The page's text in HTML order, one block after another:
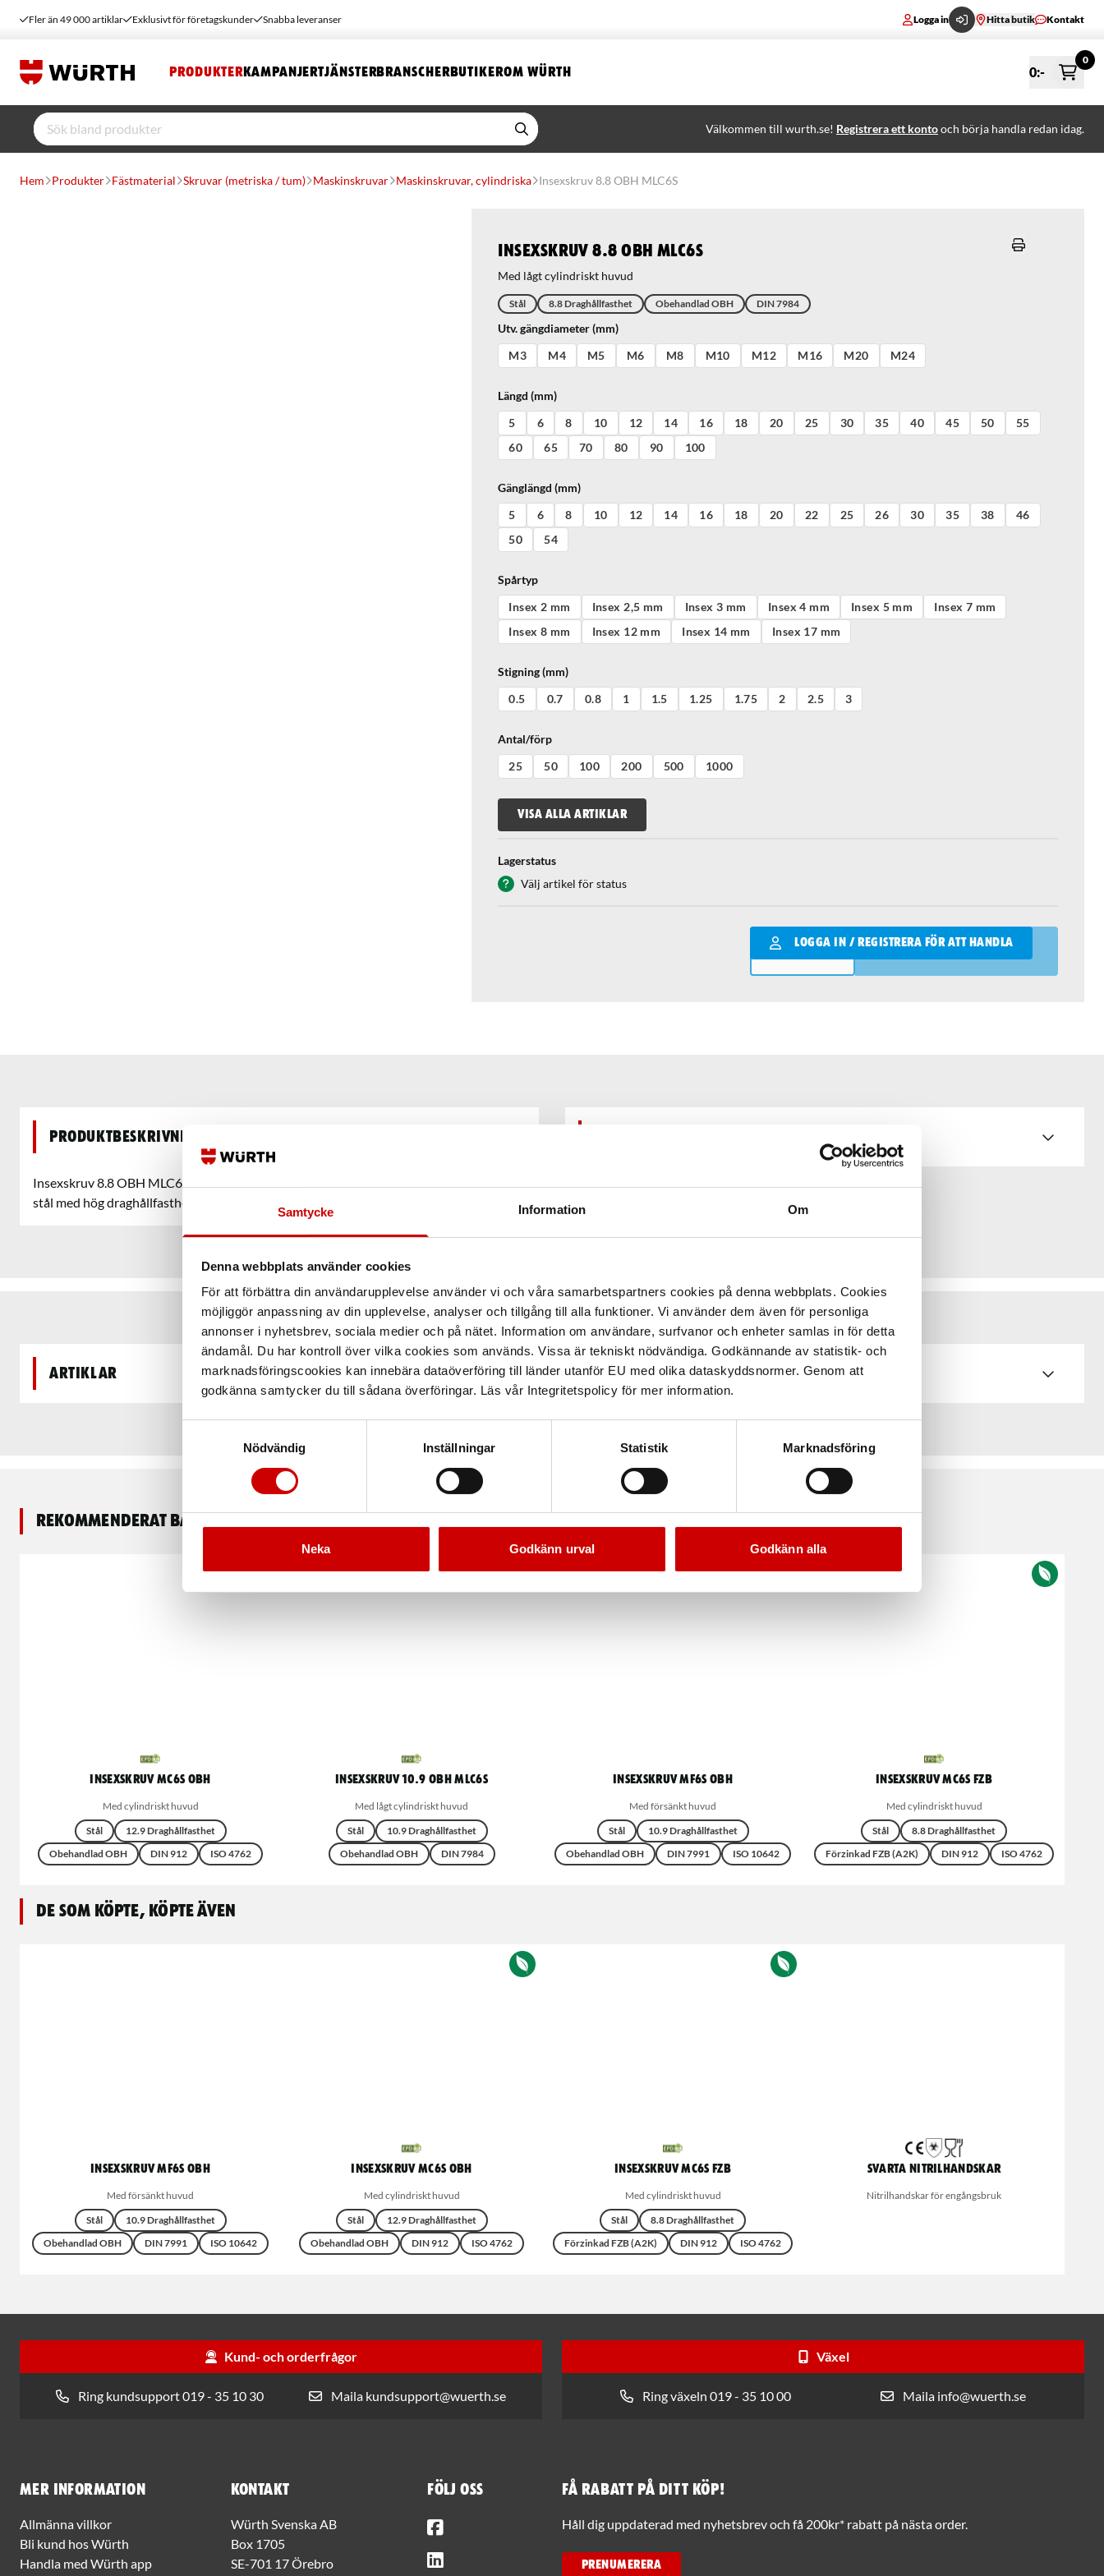
Samtycke Information Om
Denna webbplats använder cookies
För att förbättra din användarupplevelse använder vi och våra samarbetspartners cookies på denna webbplats. Cookies
möjliggör anpassning av din upplevelse, analyser och tillgång till alla funktioner. Vi använder dem även för personliga
annonser i nyhetsbrev, sociala medier och på nätet. Information om användare, surfvanor och enheter samlas in för detta
ändamål. Du har kontroll över vilka cookies som används. Vissa är tekniskt nödvändiga. Godkännande av statistik- och
marknadsföringscookies kan innebära dataöverföring till länder utanför EU med olika dataskyddsnormer. Genom att
godkänna samtycker du till sådana överföringar. Läs vår Integritetspolicy för mer information.
Nödvändig
Inställningar Statistik Marknadsföring
Neka Godkänn urval Godkänn alla
Fler än 49 000 artiklar Exklusivt för företagskunder Snabba leveranser Logga in Hitta butik Kontakt
PRODUKTER KAMPANJERTJÄNSTERBRANSCHERBUTIKEROM WÜRTH 0:-
0
Välkommen till wurth.se! Registrera ett kontooch börja handla redan idag.
Hem Produkter Fästmaterial Skruvar (metriska / tum) Maskinskruvar Maskinskruvar, cylindriska Insexskruv 8.8 OBH MLC6S
Insexskruv 8.8 OBH MLC6S
Med lågt cylindriskt huvud
Stål 8.8 Draghållfasthet Obehandlad OBH DIN 7984
Utv. gängdiameter (mm)
M3
M4 M5 M6 M8 M10 M12 M16 M20 M24
Längd (mm)
5
6 8 10 12 14 16 18 20 25 30 35 40 45 50
55
60
65 70 80 90 100
Gänglängd (mm)
5
6 8 10 12 14 16 18 20 22 25 26 30 35 38
46
50
54
Spårtyp
Insex 2 mm
Insex 2,5 mm Insex 3 mm Insex 4 mm Insex 5 mm
Insex 7 mm
Insex 8 mm
Insex 12 mm Insex 14 mm Insex 17 mm
Stigning (mm)
0.5
0.7 0.8 1 1.5 1.25 1.75 2 2.5 3
Antal/förp
25
50 100 200 500 1000
VISA ALLA ARTIKLAR
Lagerstatus
Välj artikel för status
LOGGA IN / REGISTRERA FÖR ATT HANDLA
Qantity
LÄGG I VARUKORGEN
Produktbeskrivning
Insexskruv 8.8 OBH MLC6S med lågt cylindriskt huvud enligt DIN 7984. Tillverkad av
stål med hög draghållfasthet (8.8). Ytbehandlingen är obehandlad OBH.
Artiklar
Rekommenderat baserat på vald produkt
Insexskruv MC6S OBH
Med cylindriskt huvud
Stål
12.9 Draghållfasthet
Obehandlad OBH
DIN 912 ISO 4762
Insexskruv 10.9 OBH MLC6S
Med lågt cylindriskt huvud
Stål
10.9 Draghållfasthet
Obehandlad OBH
DIN 7984
Insexskruv MF6S OBH
Med försänkt huvud
Stål
10.9 Draghållfasthet
Obehandlad OBH
DIN 7991 ISO 10642
Insexskruv MC6S FZB
Med cylindriskt huvud
Stål
8.8 Draghållfasthet
Förzinkad FZB (A2K)
DIN 912 ISO 4762
De som köpte, köpte även
Insexskruv MF6S OBH
Med försänkt huvud
Stål
10.9 Draghållfasthet
Obehandlad OBH
DIN 7991 ISO 10642
Insexskruv MC6S OBH
Med cylindriskt huvud
Stål
12.9 Draghållfasthet
Obehandlad OBH
DIN 912 ISO 4762
Insexskruv MC6S FZB
Med cylindriskt huvud
Stål
8.8 Draghållfasthet
Förzinkad FZB (A2K)
DIN 912 ISO 4762
Svarta nitrilhandskar
Nitrilhandskar för engångsbruk
Kund- och orderfrågor
Ring kundsupport 019 - 35 10 30 Maila kundsupport@wuerth.se
Växel
Ring växeln 019 - 35 10 00 Maila info@wuerth.se
Mer information
Allmänna villkor
Bli kund hos Würth
Handla med Würth app
Kontakt
Würth Svenska AB
Box 1705
SE-701 17 Örebro
Följ oss Få rabatt på ditt köp!
Håll dig uppdaterad med nyhetsbrev och få 200kr* rabatt på nästa order.
PRENUMERERA